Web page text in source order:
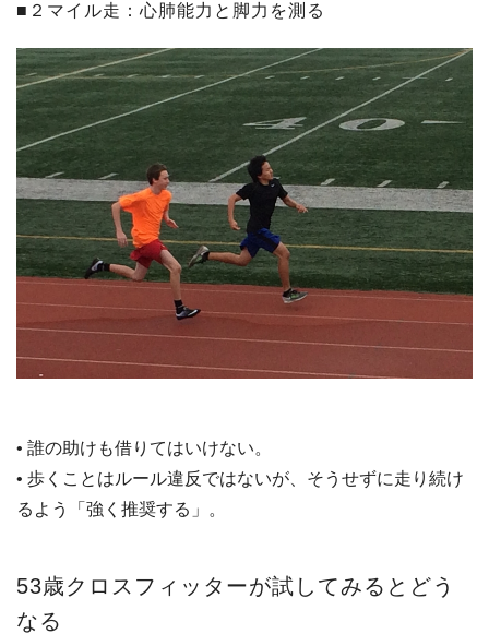
■２マイル走：心肺能力と脚力を測る
• 誰の助けも借りてはいけない。
• 歩くことはルール違反ではないが、そうせずに走り続け
るよう「強く推奨する」。
53歳クロスフィッターが試してみるとどう
なる